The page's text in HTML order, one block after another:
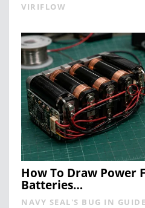
VIRIFLOW
How To Draw Power
Batteries…
NAVY SEAL'S BUG IN GUIDE